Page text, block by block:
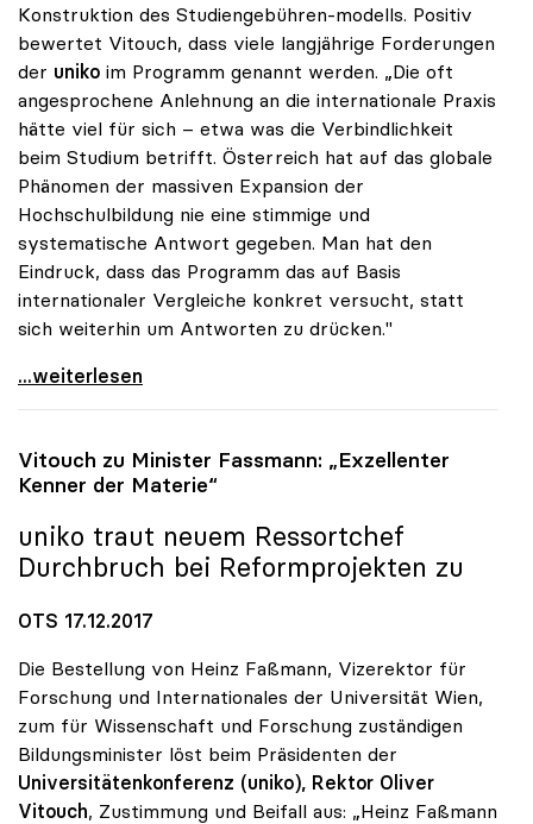
Konstruktion des Studiengebühren-modells. Positiv
bewertet Vitouch, dass viele langjährige Forderungen
der uniko im Programm genannt werden. „Die oft
angesprochene Anlehnung an die internationale Praxis
hätte viel für sich – etwa was die Verbindlichkeit
beim Studium betrifft. Österreich hat auf das globale
Phänomen der massiven Expansion der
Hochschulbildung nie eine stimmige und
systematische Antwort gegeben. Man hat den
Eindruck, dass das Programm das auf Basis
internationaler Vergleiche konkret versucht, statt
sich weiterhin um Antworten zu drücken."
Koalition - Programm für uniko noch „sehr vage\"
...weiterlesen
Vitouch zu Minister Fassmann: „Exzellenter
Kenner der Materie“
uniko traut neuem Ressortchef
Durchbruch bei Reformprojekten zu
OTS 17.12.2017
Die Bestellung von Heinz Faßmann, Vizerektor für
Forschung und Internationales der Universität Wien,
zum für Wissenschaft und Forschung zuständigen
Bildungsminister löst beim Präsidenten der
Universitätenkonferenz (uniko), Rektor Oliver
Vitouch, Zustimmung und Beifall aus: „Heinz Faßmann